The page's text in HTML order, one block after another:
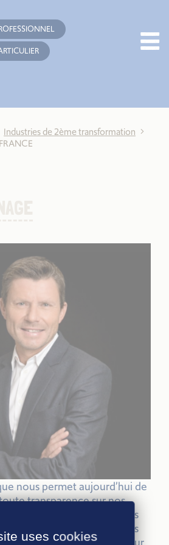
Industries de 2ème transformation
nous permet aujourd’hui de
transparence sur nos
nous avons décidé dans
les variations du cours des
uses cookies